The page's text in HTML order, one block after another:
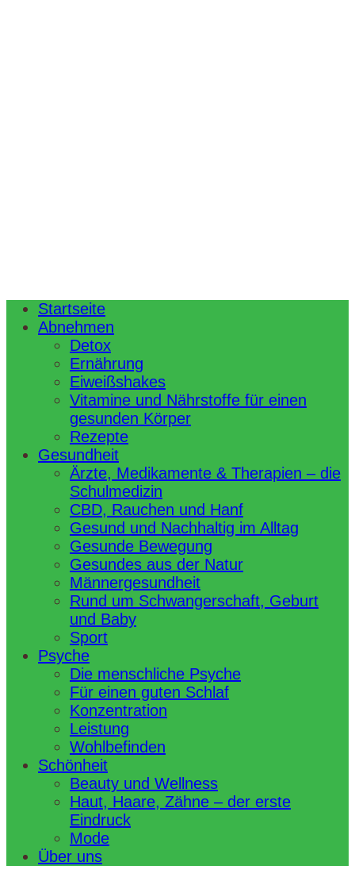
Startseite
Abnehmen
Detox
Ernährung
Eiweißshakes
Vitamine und Nährstoffe für einen
gesunden Körper
Rezepte
Gesundheit
Ärzte, Medikamente & Therapien – die
Schulmedizin
CBD, Rauchen und Hanf
Gesund und Nachhaltig im Alltag
Gesunde Bewegung
Gesundes aus der Natur
Männergesundheit
Rund um Schwangerschaft, Geburt
und Baby
Sport
Psyche
Die menschliche Psyche
Für einen guten Schlaf
Konzentration
Leistung
Wohlbefinden
Schönheit
Beauty und Wellness
Haut, Haare, Zähne – der erste
Eindruck
Mode
Über uns